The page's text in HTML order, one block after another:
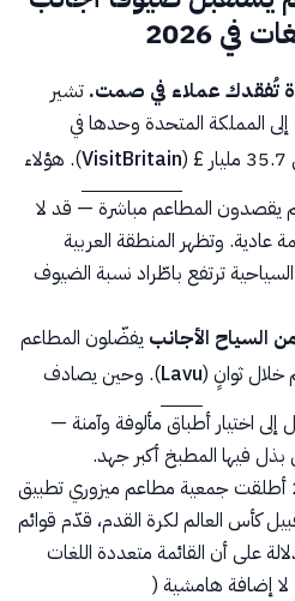
2026
تُفقدك عملاء في صمت. تشير
إلى المملكة المتحدة وحدها في
VisitBritain). هؤلاء
يقصدون المطاعم مباشرة — قد لا
عادية. وتظهر المنطقة العربية
ترتفع باطّراد نسبة الضيوف
يفضّلون المطاعم
خلال ثوانٍ (Lavu). وحين يصادف
اختيار أطباق مألوفة وآمنة —
بذل فيها المطبخ أكبر جهد.
الاتجاه عالمي. ففي فبراير 2026 أطلقت جمعية مطاعم ميزوري تطبيق
كأس العالم لكرة القدم، قدّم قوائم
على أن القائمة متعددة اللغات
لا إضافة هامشية (